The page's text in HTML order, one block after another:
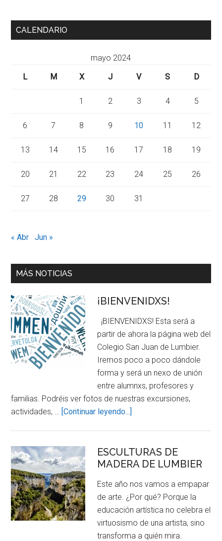
CALENDARIO
mayo 2024
L
M X J V S D
1 2 3 4 5
6 7 8 9 10 11 12
13 14 15 16 17 18 19
20 21 22 23 24 25 26
27 28 29 30 31
« Abr Jun »
MÁS NOTICIAS
¡BIENVENIDXS!
¡BIENVENIDXS! Esta será a
partir de ahora la página web del
Colegio San Juan de Lumbier.
Iremos poco a poco dándole
forma y será un nexo de unión
entre alumnxs, profesores y
familias. Podréis ver fotos de nuestras excursiones,
actividades, … [Continuar leyendo...]
ESCULTURAS DE
MADERA DE LUMBIER
Este año nos vamos a empapar
de arte. ¿Por qué? Porque la
educación artística no celebra el
virtuosismo de una artista, sino
transforma a quién mira.